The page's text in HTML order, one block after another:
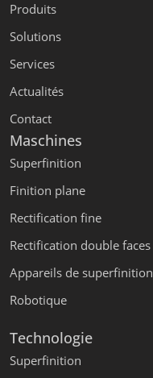
Produits
Solutions
Services
Actualités
Contact
Maschines
Superfinition
Finition plane
Rectification fine
Rectification double faces
Appareils de superfinition
Robotique
Technologie
Superfinition